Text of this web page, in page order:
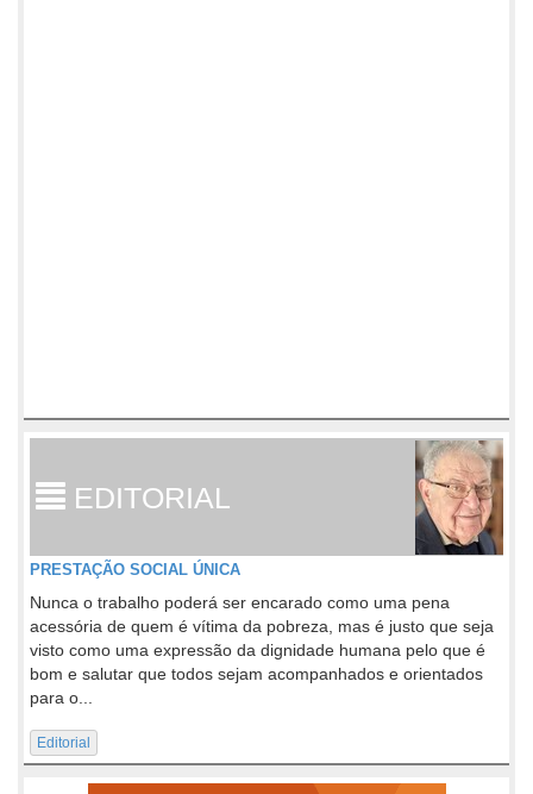
EDITORIAL
PRESTAÇÃO SOCIAL ÚNICA
Nunca o trabalho poderá ser encarado como uma pena
acessória de quem é vítima da pobreza, mas é justo que seja
visto como uma expressão da dignidade humana pelo que é
bom e salutar que todos sejam acompanhados e orientados
para o...
Editorial